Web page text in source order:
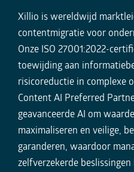
Xillio is wereldwijd
contentmigratie voor
Onze ISO 27001:2022-
toewijding aan
risicoreductie in complexe
Content AI Preferred
geavanceerde AI om
maximaliseren en veilige,
garanderen, waardoor
zelfverzekerde beslissingen